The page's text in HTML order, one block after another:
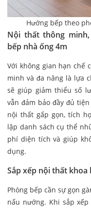
Hướng bếp theo
Nội thất thông
bếp nhà ống 4m​
Với không gian hạn chế
minh và đa năng là lựa
sẽ giúp giảm thiểu số
vẫn đảm bảo đầy đủ
nội thất gấp gọn, tích
lập danh sách cụ thể
phí diện tích và giúp
dụng.
Sắp xếp nội thất khoa
Phòng bếp cần sự gọn
nấu nướng. Khi sắp